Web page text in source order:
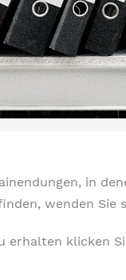
in
wenden
klicken